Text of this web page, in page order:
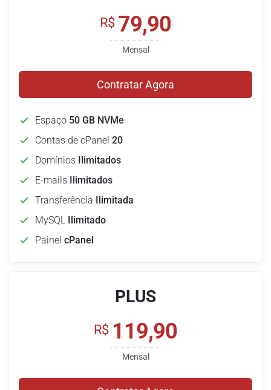
R$ 79,90
Mensal
Contratar Agora
Espaço 50 GB NVMe
Contas de cPanel 20
Domínios Ilimitados
E-mails Ilimitados
Transferência Ilimitada
MySQL Ilimitado
Painel cPanel
PLUS
R$ 119,90
Mensal